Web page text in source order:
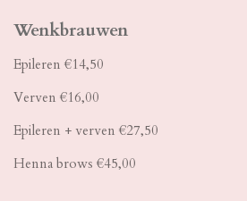
Wenkbrauwen
Epileren €14,50
Verven €16,00
Epileren + verven €27,50
Henna brows €45,00